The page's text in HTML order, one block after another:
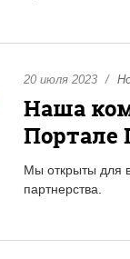
20 июля 2023
Наша
Портале
Мы открыты для
партнерства.